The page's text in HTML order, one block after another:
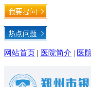
网站首页 | 医院简介 | 医